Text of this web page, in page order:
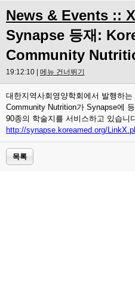
News & Events ::
Synapse 등재:
Community
19:12:10 | 메뉴 건너뛰기
대한지역사회영양학회에서 발행하
Community Nutrition가 Synapse에
90종의 학술지를 서비스하고 있습니
http://synapse.koreamed.org/
목록